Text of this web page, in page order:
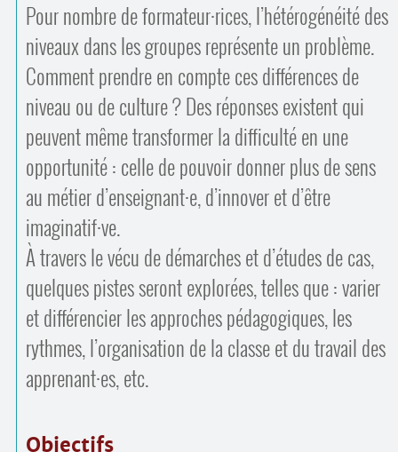
Pour nombre de formateur·rices, l’hétérogénéité des
niveaux dans les groupes représente un problème.
Comment prendre en compte ces différences de
niveau ou de culture ? Des réponses existent qui
peuvent même transformer la difficulté en une
opportunité : celle de pouvoir donner plus de sens
au métier d’enseignant·e, d’innover et d’être
imaginatif·ve.
À travers le vécu de démarches et d’études de cas,
quelques pistes seront explorées, telles que : varier
et différencier les approches pédagogiques, les
rythmes, l’organisation de la classe et du travail des
apprenant·es, etc.
Objectifs